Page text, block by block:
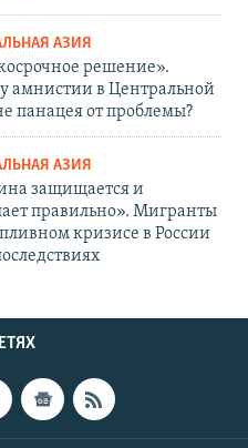
АЗИЯ
решение».
амнистии в Центральной
панацея от проблемы?
АЗИЯ
защищается и
правильно». Мигранты
кризисе в России